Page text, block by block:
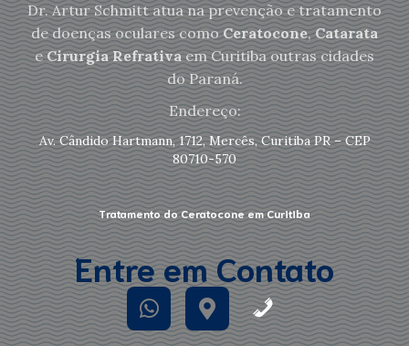
Dr. Artur Schmitt atua na prevenção e tratamento
de doenças oculares comoCeratocone,Catarata
eCirurgia Refrativaem Curitiba outras cidades
do Paraná.
Endereço:
Av. Cândido Hartmann, 1712, Mercês, Curitiba PR – CEP
80710-570
Tratamento do Ceratocone em Curitiba
Entre em Contato